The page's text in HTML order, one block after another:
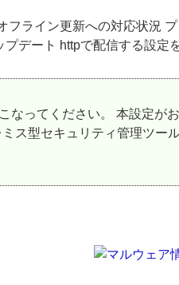
ライン更新への対応状況
デート httpで配信する設定
ってください。 本設定が
ス型セキュリティ管理ツー